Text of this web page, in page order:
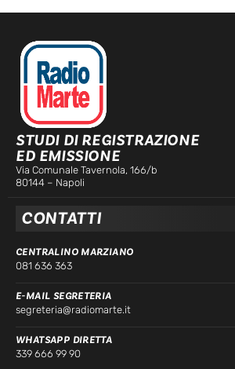
STUDI DI REGISTRAZIONE
ED EMISSIONE
Via Comunale Tavernola, 166/b
80144 – Napoli
CONTATTI
CENTRALINO MARZIANO
081 636 363
E-MAIL SEGRETERIA
segreteria@radiomarte.it
WHATSAPP DIRETTA
339 666 99 90